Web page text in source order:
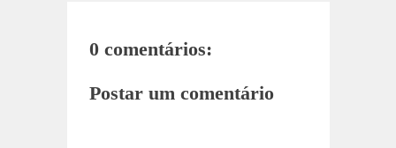
0 comentários:
Postar um comentário